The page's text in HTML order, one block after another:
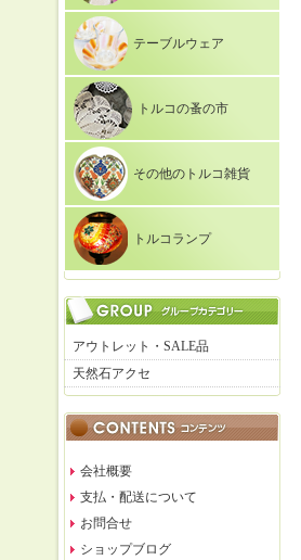
テーブルウェア
トルコの蚤の市
その他のトルコ雑貨
トルコランプ
アウトレット・SALE品
天然石アクセ
会社概要
支払・配送について
お問合せ
ショップブログ